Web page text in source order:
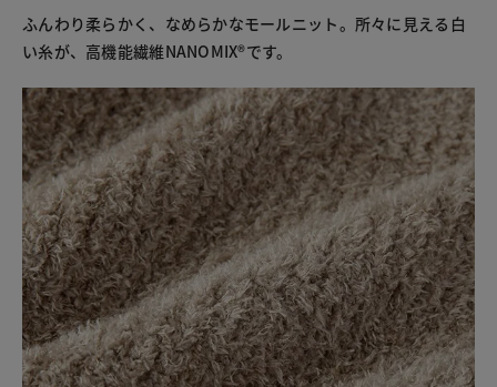
ふんわり柔らかく、なめらかなモールニット。所々に見える白
い糸が、高機能繊維NANOMIX®です。